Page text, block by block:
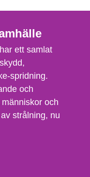
ett samlat
spridning.
och
och
strålning, nu